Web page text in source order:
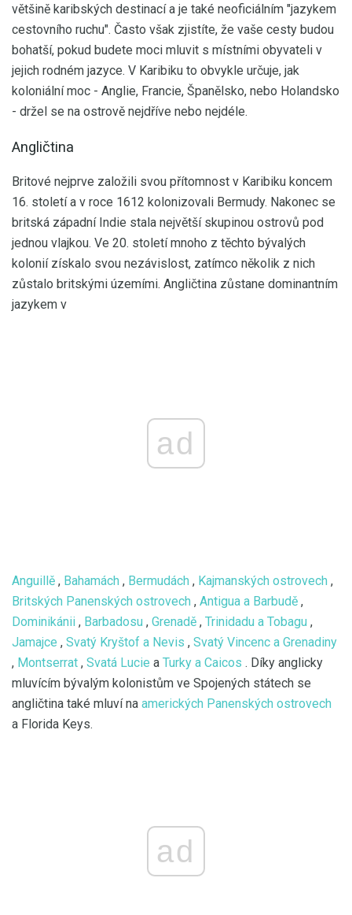
většině karibských destinací a je také neoficiálním "jazykem
cestovního ruchu". Často však zjistíte, že vaše cesty budou
bohatší, pokud budete moci mluvit s místními obyvateli v
jejich rodném jazyce. V Karibiku to obvykle určuje, jak
koloniální moc - Anglie, Francie, Španělsko, nebo Holandsko
- držel se na ostrově nejdříve nebo nejdéle.
Angličtina
Britové nejprve založili svou přítomnost v Karibiku koncem
16. století a v roce 1612 kolonizovali Bermudy. Nakonec se
britská západní Indie stala největší skupinou ostrovů pod
jednou vlajkou. Ve 20. století mnoho z těchto bývalých
kolonií získalo svou nezávislost, zatímco několik z nich
zůstalo britskými územími. Angličtina zůstane dominantním
jazykem v
ad
Anguillě , Bahamách , Bermudách , Kajmanských ostrovech ,
Britských Panenských ostrovech , Antigua a Barbudě ,
Dominikánii , Barbadosu , Grenadě , Trinidadu a Tobagu ,
Jamajce , Svatý Kryštof a Nevis , Svatý Vincenc a Grenadiny
, Montserrat , Svatá Lucie a Turky a Caicos . Díky anglicky
mluvícím bývalým kolonistům ve Spojených státech se
angličtina také mluví na amerických Panenských ostrovech
a Florida Keys.
ad